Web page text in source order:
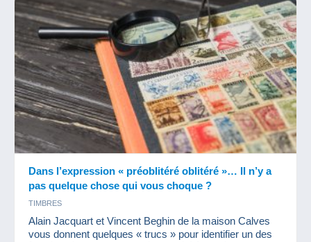
Dans l’expression « préoblitéré oblitéré »… Il n’y a
pas quelque chose qui vous choque ?
TIMBRES
Alain Jacquart et Vincent Beghin de la maison Calves
vous donnent quelques « trucs » pour identifier un des